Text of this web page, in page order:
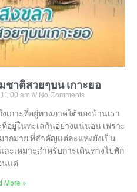
ชาติสวยๆบน เกาะยอ
am No Comments
กาะที่อยู่ทางภาคใต้ของบ้านเรา
อยู่ในทะเลกันอย่างแน่นอน เพราะ
ากมาย ที่สำคัญแต่ละแห่งยังเป็น
ะเหมาะสำหรับการเดินทางไปพัก
นแต่
More »